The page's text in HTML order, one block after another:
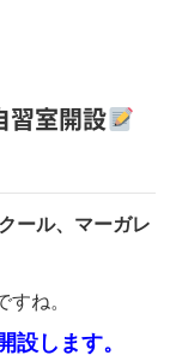
習室開設
ール、マーガレ
すね。
設します。